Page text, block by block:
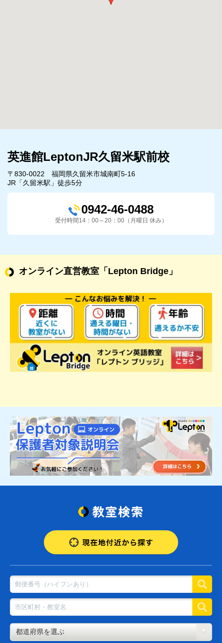
英進館LeptonJR久留米駅前校
〒830-0022 福岡県久留米市城南町5-16
JR「久留米駅」徒歩5分
0942-46-0488
受付時間14：00～20：00（月曜日 休み）
オンライン直営教室 「Lepton Bridge」